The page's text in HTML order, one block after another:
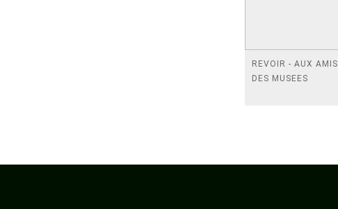
REVOIR - AUX AMIS
DES MUSEES